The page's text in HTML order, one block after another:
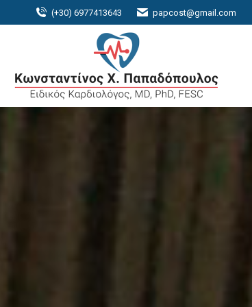
(+30) 6977413643 papcost@gmail.com